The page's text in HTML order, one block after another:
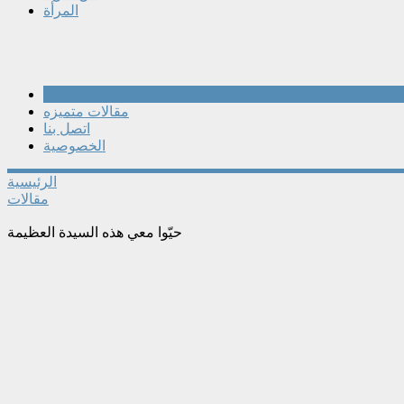
المرأة
مقالات متميزه
اتصل بنا
الخصوصية
الرئيسية
مقالات
حيّوا معي هذه السيدة العظيمة